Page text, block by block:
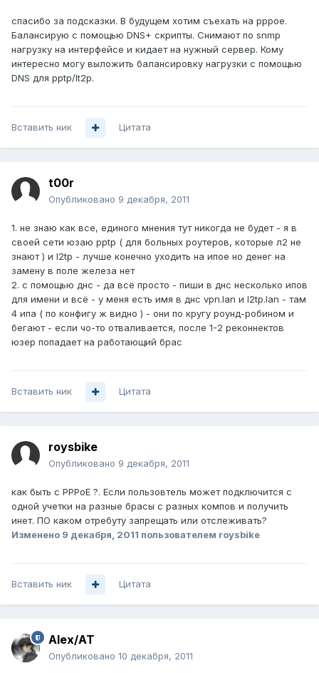
спасибо за подсказки. В будущем хотим съехать на pppoe.
Балансирую с помощью DNS+ скрипты. Снимают по snmp
нагрузку на интерфейсе и кидает на нужный сервер. Кому
интересно могу выложить балансировку нагрузки с помощью
DNS для pptp/lt2p.
Вставить ник Цитата
t00r
Опубликовано 9 декабря, 2011
1. не знаю как все, единого мнения тут никогда не будет - я в
своей сети юзаю pptp ( для больных роутеров, которые л2 не
знают ) и l2tp - лучше конечно уходить на ипое но денег на
замену в поле железа нет
2. с помощью днс - да всё просто - пиши в днс несколько ипов
для имени и всё - у меня есть имя в днс vpn.lan и l2tp.lan - там
4 ипа ( по конфигу ж видно ) - они по кругу роунд-робином и
бегают - если чо-то отваливается, после 1-2 реконнектов
юзер попадает на работающий брас
Вставить ник Цитата
roysbike
Опубликовано 9 декабря, 2011
как быть с PPPoE ?. Если пользовтель может подключится с
одной учетки на разные брасы с разных компов и получить
инет. ПО каком отребуту запрещать или отслеживать?
Изменено 9 декабря, 2011 пользователем roysbike
Вставить ник Цитата
Alex/AT
Опубликовано 10 декабря, 2011